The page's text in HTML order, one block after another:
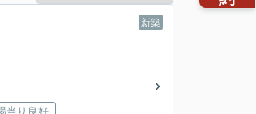
新築
当り良好